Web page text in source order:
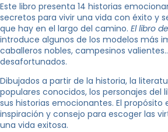
Este libro presenta 14 historias
secretos para vivir una vida con éxito y
que hay en el largo del camino. El libro
introduce algunos de los modelos más
caballeros nobles, campesinos
desafortunados.
Dibujados a partir de la historia, la
populares conocidos, los personajes del
sus historias emocionantes. El propósito
inspiración y consejo para escoger las
una vida exitosa.